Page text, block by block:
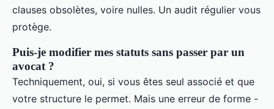
clauses obsolètes, voire nulles. Un audit régulier vous
protège.
Puis-je modifier mes statuts sans passer par un
avocat ?
Techniquement, oui, si vous êtes seul associé et que
votre structure le permet. Mais une erreur de forme -